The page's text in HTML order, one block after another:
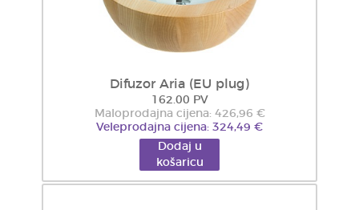
Difuzor Aria (EU plug)
162.00 PV
Maloprodajna cijena: 426,96 €
Veleprodajna cijena: 324,49 €
Dodaj u
košaricu